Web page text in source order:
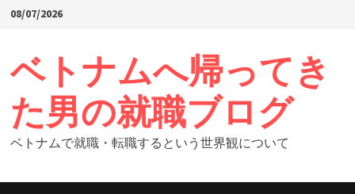
Skip
content
08/07/2026
ベトナムへ帰ってき
た男の就職ブログ
ベトナムで就職・転職するという世界観について